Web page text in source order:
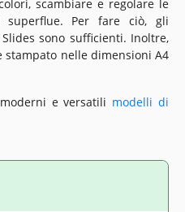
scambiare e regolare le
superflue. Per fare ciò, gli
sono sufficienti. Inoltre,
nelle dimensioni A4
e versatili modelli di